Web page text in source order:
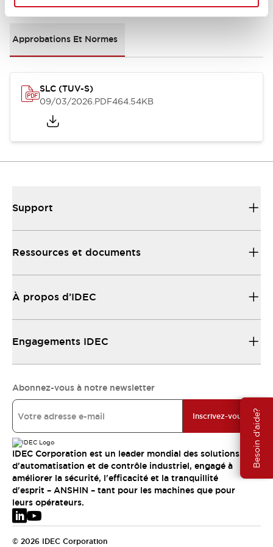
Besoin d'aide?
Approbations Et Normes
SLC (TUV-S)
09/03/2026.PDF464.54KB
Support
Ressources et documents
À propos d’IDEC
Engagements IDEC
Abonnez-vous à notre newsletter
Inscrivez-vous
IDEC Corporation est un leader mondial des solutions
d'automatisation et de contrôle industriel, engagé à
améliorer la sécurité, l'efficacité et la tranquillité
d'esprit – ANSHIN – tant pour les machines que pour
leurs opérateurs.
© 2026 IDEC Corporation